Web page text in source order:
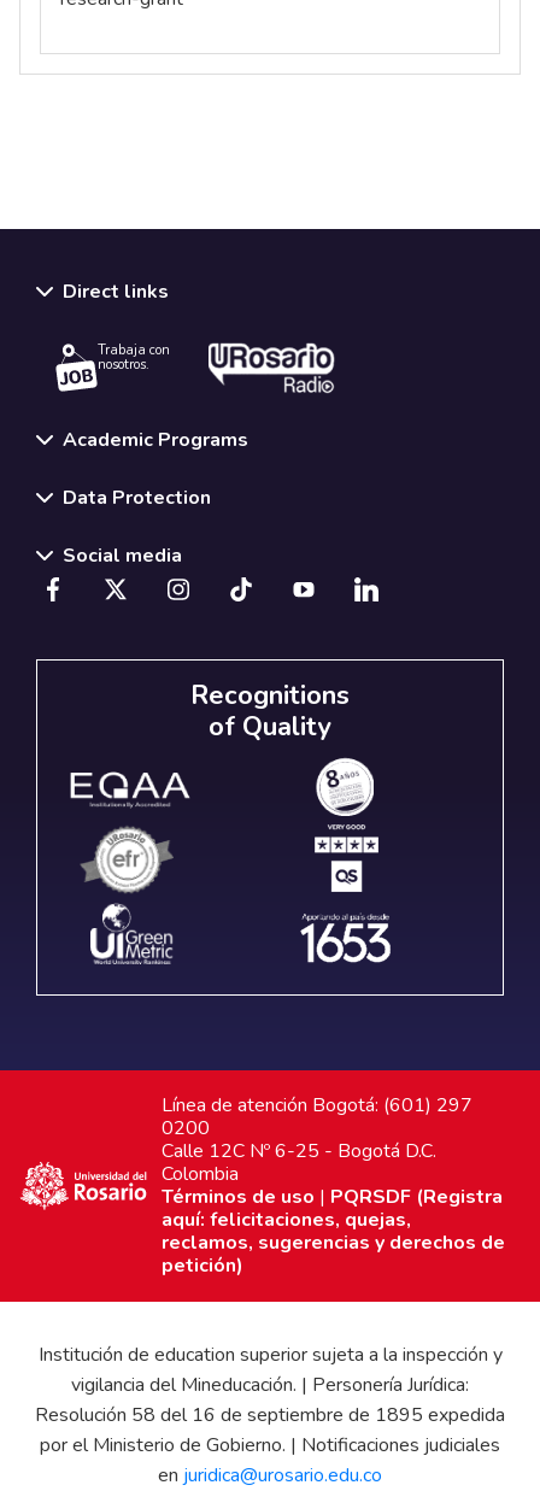
Direct links
Trabaja con
nosotros.
Academic Programs
Data Protection
Social media
Recognitions
of Quality
Línea de atención Bogotá: (601) 297
0200
Calle 12C Nº 6-25 - Bogotá D.C.
Colombia
Términos de uso | PQRSDF (Registra
aquí: felicitaciones, quejas,
reclamos, sugerencias y derechos de
petición)
Institución de education superior sujeta a la inspección y
vigilancia del Mineducación. | Personería Jurídica:
Resolución 58 del 16 de septiembre de 1895 expedida
por el Ministerio de Gobierno. | Notificaciones judiciales
en juridica@urosario.edu.co